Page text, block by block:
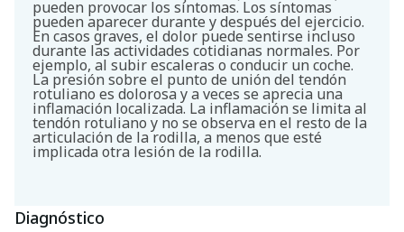
pueden provocar los síntomas. Los síntomas
pueden aparecer durante y después del ejercicio.
En casos graves, el dolor puede sentirse incluso
durante las actividades cotidianas normales. Por
ejemplo, al subir escaleras o conducir un coche.
La presión sobre el punto de unión del tendón
rotuliano es dolorosa y a veces se aprecia una
inflamación localizada. La inflamación se limita al
tendón rotuliano y no se observa en el resto de la
articulación de la rodilla, a menos que esté
implicada otra lesión de la rodilla.
Diagnóstico